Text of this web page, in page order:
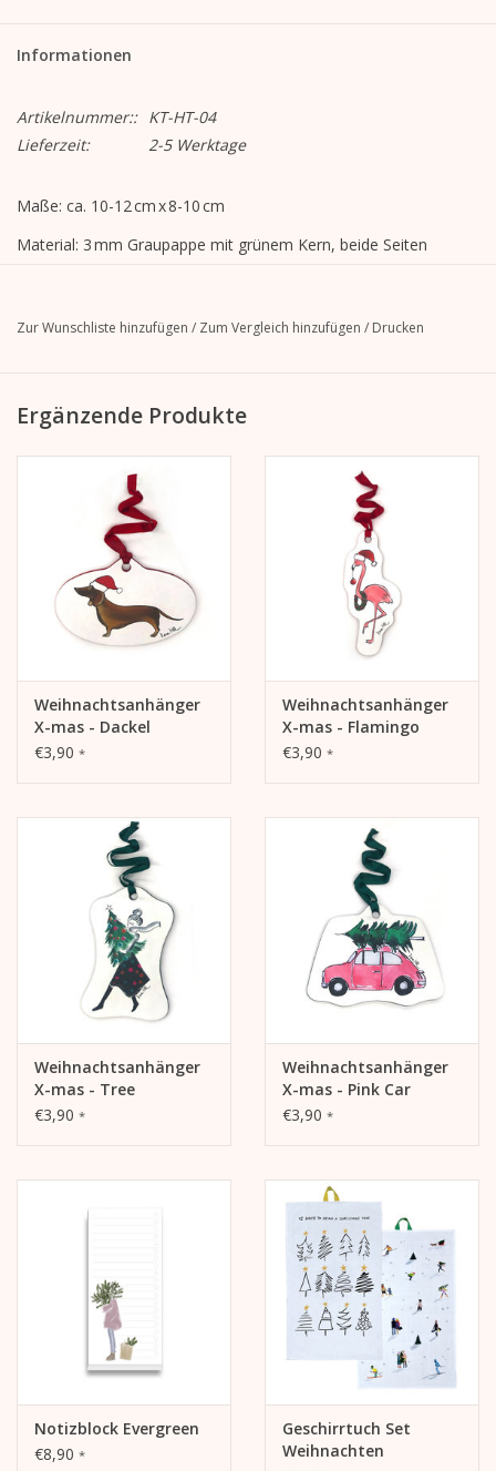
Informationen
Artikelnummer:: KT-HT-04
Lieferzeit:
2-5 Werktage
Maße: ca. 10-12 cm x 8-10 cm
Material: 3 mm Graupappe mit grünem Kern, beide Seiten
Veredelung:
Motiv: FAHRRAD
Zur Wunschliste hinzufügen / Zum Vergleich hinzufügen / Drucken
Ergänzende Produkte
Weihnachtsanhänger
X-mas - Dackel
€3,90 *
Weihnachtsanhänger
X-mas - Flamingo
€3,90 *
Weihnachtsanhänger
X-mas - Tree
€3,90 *
Weihnachtsanhänger
X-mas - Pink Car
€3,90 *
Notizblock Evergreen
€8,90 *
Geschirrtuch Set
Weihnachten